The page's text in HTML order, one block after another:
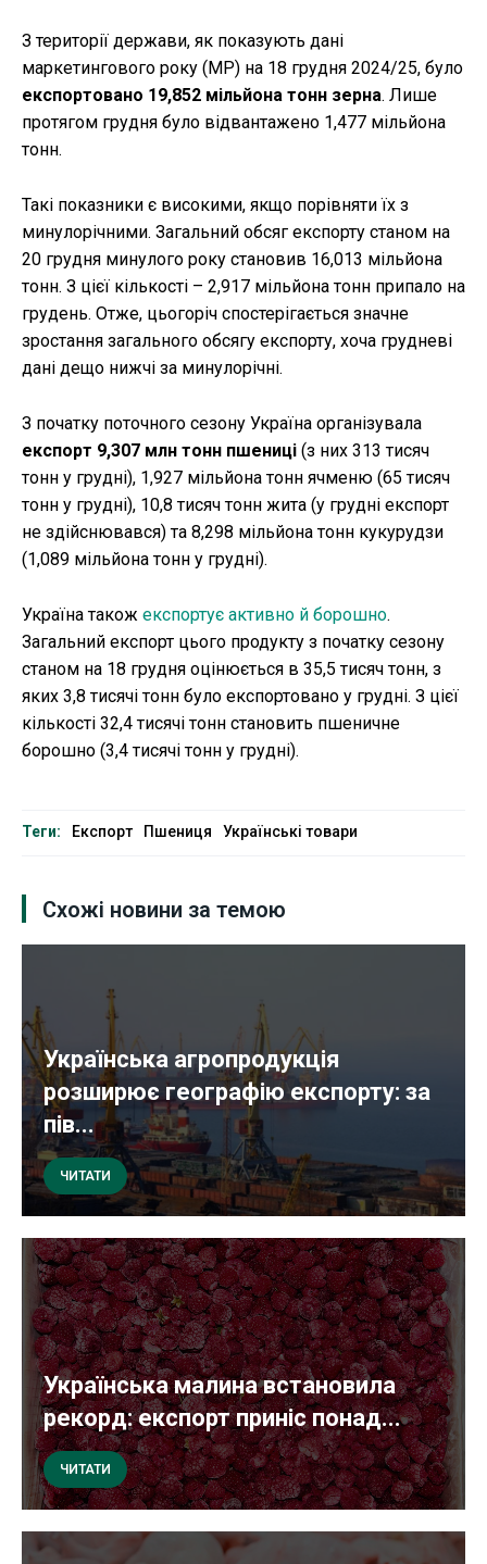
З території держави, як показують дані
маркетингового року (МР) на 18 грудня 2024/25, було
експортовано 19,852 мільйона тонн зерна. Лише
протягом грудня було відвантажено 1,477 мільйона
тонн.
Такі показники є високими, якщо порівняти їх з
минулорічними. Загальний обсяг експорту станом на
20 грудня минулого року становив 16,013 мільйона
тонн. З цієї кількості – 2,917 мільйона тонн припало на
грудень. Отже, цьогоріч спостерігається значне
зростання загального обсягу експорту, хоча грудневі
дані дещо нижчі за минулорічні.
З початку поточного сезону Україна організувала
експорт 9,307 млн тонн пшениці (з них 313 тисяч
тонн у грудні), 1,927 мільйона тонн ячменю (65 тисяч
тонн у грудні), 10,8 тисяч тонн жита (у грудні експорт
не здійснювався) та 8,298 мільйона тонн кукурудзи
(1,089 мільйона тонн у грудні).
Україна також експортує активно й борошно.
Загальний експорт цього продукту з початку сезону
станом на 18 грудня оцінюється в 35,5 тисяч тонн, з
яких 3,8 тисячі тонн було експортовано у грудні. З цієї
кількості 32,4 тисячі тонн становить пшеничне
борошно (3,4 тисячі тонн у грудні).
Теги: Експорт Пшениця Українські товари
Схожі новини за темою
Українська агропродукція
розширює географію експорту: за
пів...
ЧИТАТИ
Українська малина встановила
рекорд: експорт приніс понад...
ЧИТАТИ